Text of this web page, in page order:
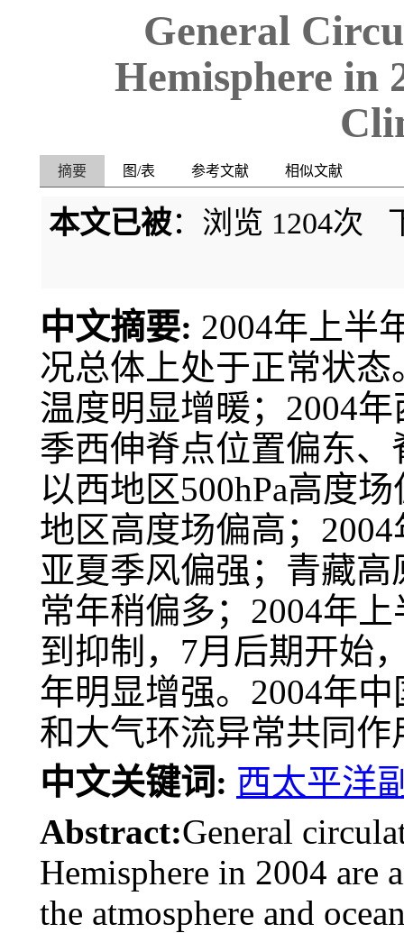
General
Hemisphere in
摘要 图/表 参考文献 相似文献
本文已被：浏览 1204次
中文摘要: 2004年上半
况总体上处于正常状
温度明显增暖；2004
季西伸脊点位置偏东
以西地区500hPa高度
地区高度场偏高；
亚夏季风偏强；青藏高
常年稍偏多；2004年
到抑制，7月后期开始
年明显增强。2004年
和大气环流异常共同作
中文关键词: 西太平洋
Abstract:General
Hemisphere in 2004 are
the atmosphere and